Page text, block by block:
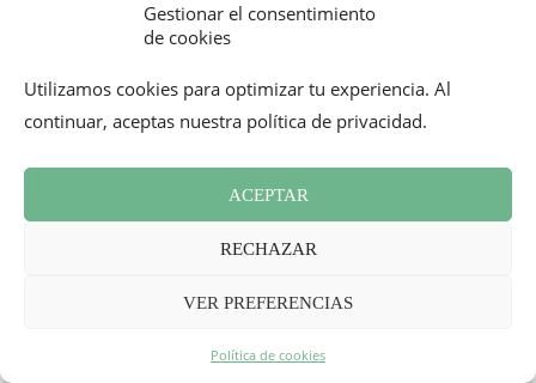
Gestionar el consentimiento
de cookies
Utilizamos cookies para optimizar tu experiencia. Al
continuar, aceptas nuestra política de privacidad.
ACEPTAR
RECHAZAR
VER PREFERENCIAS
Política de cookies